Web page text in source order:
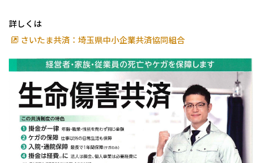
詳しくは
さいたま共済：埼玉県中小企業共済協同組合